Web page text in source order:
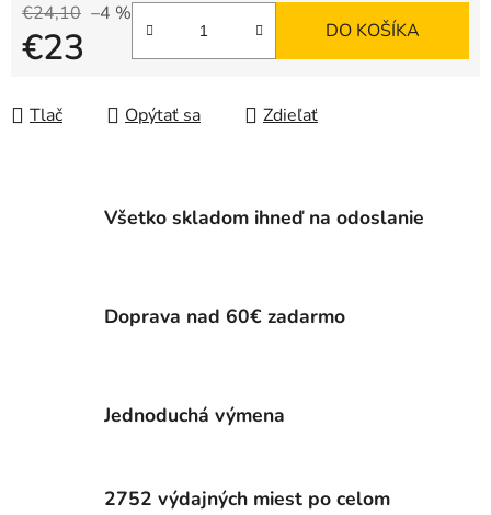
€24,10 –4 %
€23 DO KOŠÍKA
Tlač Opýtať sa Zdieľať
Všetko skladom ihneď na odoslanie
Doprava nad 60€ zadarmo
Jednoduchá výmena
2752 výdajných miest po celom